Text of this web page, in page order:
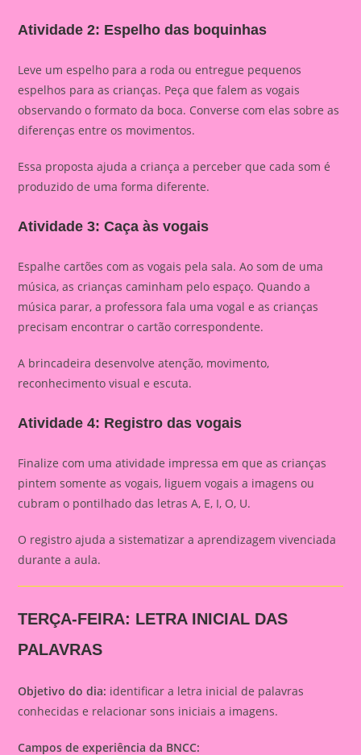
Atividade 2: Espelho das boquinhas
Leve um espelho para a roda ou entregue pequenos
espelhos para as crianças. Peça que falem as vogais
observando o formato da boca. Converse com elas sobre as
diferenças entre os movimentos.
Essa proposta ajuda a criança a perceber que cada som é
produzido de uma forma diferente.
Atividade 3: Caça às vogais
Espalhe cartões com as vogais pela sala. Ao som de uma
música, as crianças caminham pelo espaço. Quando a
música parar, a professora fala uma vogal e as crianças
precisam encontrar o cartão correspondente.
A brincadeira desenvolve atenção, movimento,
reconhecimento visual e escuta.
Atividade 4: Registro das vogais
Finalize com uma atividade impressa em que as crianças
pintem somente as vogais, liguem vogais a imagens ou
cubram o pontilhado das letras A, E, I, O, U.
O registro ajuda a sistematizar a aprendizagem vivenciada
durante a aula.
TERÇA-FEIRA: LETRA INICIAL DAS
PALAVRAS
Objetivo do dia: identificar a letra inicial de palavras
conhecidas e relacionar sons iniciais a imagens.
Campos de experiência da BNCC: